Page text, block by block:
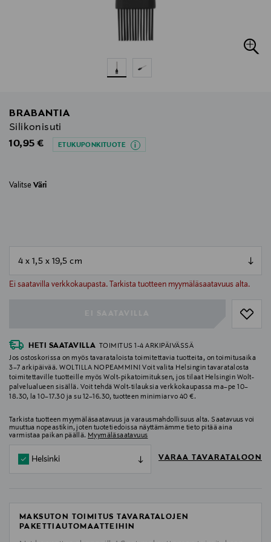
BRABANTIA
Silikonisuti
Original Price
10,95 € ETUKUPONKITUOTE
Valitse Väri
Ei saatavilla verkkokaupasta. Tarkista tuotteen myymäläsaatavuus alta.
null
HETI SAATAVILLA
TOIMITUS 1-4 ARKIPÄIVÄSSÄ
Jos ostoskorissa on myös tavarataloista toimitettavia tuotteita, on toimitusaika
3–7 arkipäivää. WOLTILLA NOPEAMMIN! Voit valita Helsingin tavaratalosta
toimitettaville tuotteille myös Wolt-pikatoimituksen, jos tilaat Helsingin Wolt-
palvelualueen sisällä. Voit tehdä Wolt-tilauksia verkkokaupassa ma–pe 10–
18.30, la 10–17.30 ja su 12–16.30, tuotteen minimiarvo 40 €.
Tarkista tuotteen myymäläsaatavuus ja varausmahdollisuus alta. Saatavuus voi
muuttua nopeastikin, joten tuotetiedoissa näyttämämme tieto pitää aina
varmistaa paikan päällä. Myymäläsaatavuus
Helsinki VARAA TAVARATALOON
MAKSUTON TOIMITUS TAVARATALOJEN
PAKETTIAUTOMAATTEIHIN